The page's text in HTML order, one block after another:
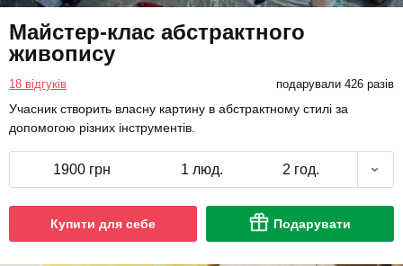
Майстер-клас абстрактного
живопису
18 відгуків подарували 426 разів
Учасник створить власну картину в абстрактному стилі за
допомогою різних інструментів.
1900 грн 1 люд. 2 год.
Купити для себе Подарувати